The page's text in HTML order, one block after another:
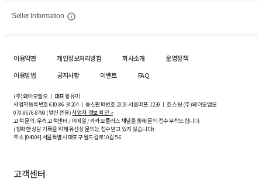
Seller Information
이용약관 개인정보처리방침 회사소개
운영정책
이용방법
공지사항 이벤트 FAQ
(주)와이오엘오 ㅣ 대표 황유미
사업자등록번호610-86-34204ㅣ 통신판매번호 2019-서울마포-1239 ㅣ 호스팅 (주)와이오엘오
070-8676-8799 (발신 전용)사업자 정보 확인 >
고객 문의: 우측 고객센터 / 이메일 / 카카오플러스 채널을 통해 문의 접수 부탁드립니다.
(정확한 상담 기록을 위해 유선상 문의는 접수받고 있지 않습니다)
주소 [04004] 서울특별시 마포구 월드컵로10길5-6
고객센터